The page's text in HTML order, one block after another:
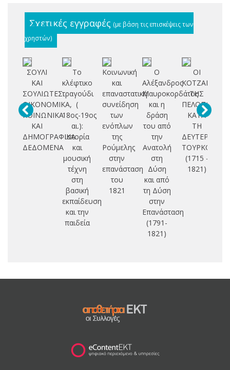
Σχετικές εγγραφές (με βάση τις επισκέψεις των
χρηστών)
ΣΟΥΛΙ
ΚΑΙ
ΣΟΥΛΙΩΤΕΣ.
ΟΙΚΟΝΟΜΙΚΑ,
ΚΟΙΝΩΝΙΚΑ
ΚΑΙ
ΔΗΜΟΓΡΑΦΙΚΑ
ΔΕΔΟΜΕΝΑ
Το
κλέφτικο
τραγούδι
(
18ος-19ος
αι.):
ιστορία
και
μουσική
τέχνη
στη
βασική
εκπαίδευση
και την
παιδεία
Κοινωνική
και
επαναστατική
συνείδηση
των
ενόπλων
της
Ρούμελης
στην
επανάσταση
του
1821
Ο
Αλέξανδρος
Μαυροκορδάτος
και η
δράση
του από
την
Ανατολή
στη
Δύση
και από
τη Δύση
στην
Επανάσταση
(1791-
1821)
ΟΙ
ΤΗΣ
ΚΑΤΑ
ΤΗ
ΔΕΥΤΕΡΗ
(1715 -
1821)